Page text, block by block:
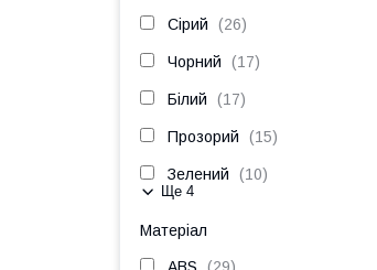
Сірий 26
Чорний 17
Білий 17
Прозорий 15
Зелений 10
Ще 4
Матеріал